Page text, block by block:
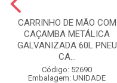
CARRINHO DE MÃO COM
CAÇAMBA METÁLICA
GALVANIZADA 60L PNEU
CA...
Código: 52690
Embalagem: UNIDADE